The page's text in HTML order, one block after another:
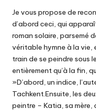
Je vous propose de
d’abord ceci, qui
roman solaire, parsemé
véritable hymne à la vie,
train de se peindre sous
entièrement qu’à la fin,
»D’abord, un indice,
Tachkent.Ensuite, les
peintre – Katia, sa mère,